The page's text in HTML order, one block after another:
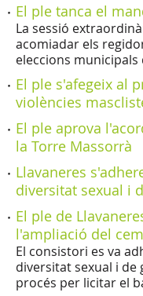
El ple tanca el
La sessió
acomiadar els
eleccions municipals
El ple s'afegeix al
violències
El ple aprova
la Torre Massorrà
Llavaneres
diversitat sexual i
El ple de
l'ampliació del
El consistori es va
diversitat sexual i de
procés per licitar el